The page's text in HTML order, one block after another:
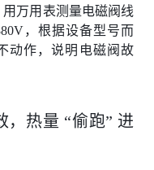
万用表测量电磁阀线
，根据设备型号而
动作，说明电磁阀故
，热量 “偷跑” 进